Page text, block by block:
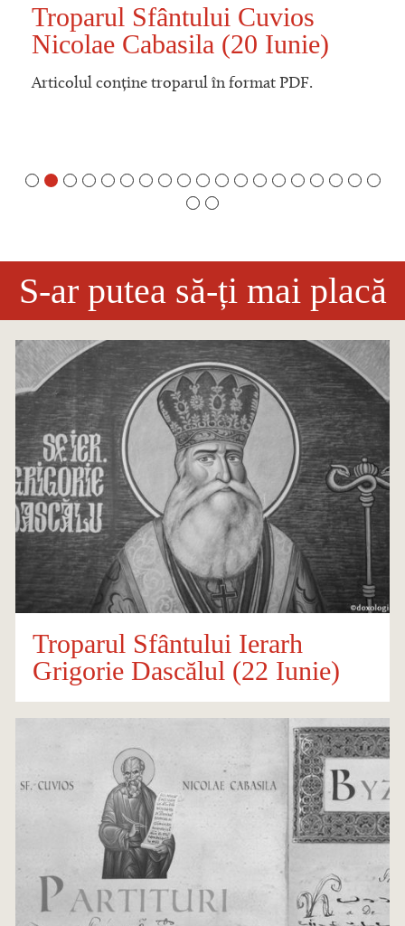
Troparul Sfântului Cuvios
Nicolae Cabasila (20 Iunie)
Articolul conține troparul în format PDF.
S-ar putea să-ți mai placă
Troparul Sfântului Ierarh
Grigorie Dascălul (22 Iunie)